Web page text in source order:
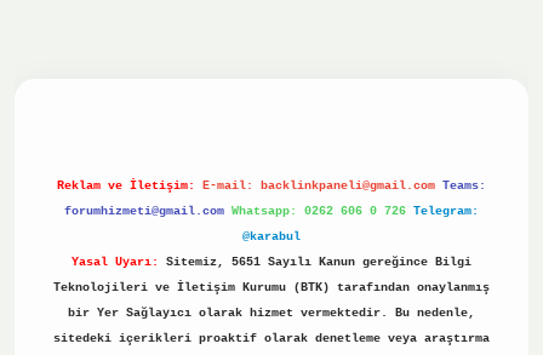
Reklam ve İletişim: E-mail: backlinkpaneli@gmail.com Teams:
forumhizmeti@gmail.com Whatsapp: 0262 606 0 726 Telegram:
@karabul
Yasal Uyarı:
Sitemiz, 5651 Sayılı Kanun gereğince Bilgi
Teknolojileri ve İletişim Kurumu (BTK) tarafından onaylanmış
bir Yer Sağlayıcı olarak hizmet vermektedir. Bu nedenle,
sitedeki içerikleri proaktif olarak denetleme veya araştırma